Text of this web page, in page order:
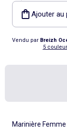
épais en Coton
Homme ou Femme
Ajouter au
Vendu par Breizh
5
Marinière Femme